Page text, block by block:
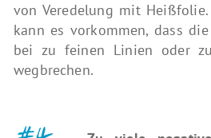
von Veredelung mit
kann es vorkommen, dass
bei zu feinen Linien oder
wegbrechen.